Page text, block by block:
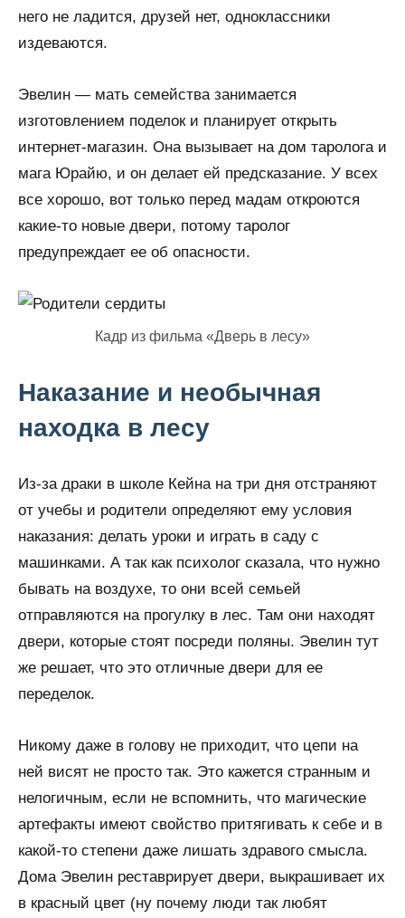
него не ладится, друзей нет, одноклассники
издеваются.
Эвелин — мать семейства занимается
изготовлением поделок и планирует открыть
интернет-магазин. Она вызывает на дом таролога и
мага Юрайю, и он делает ей предсказание. У всех
все хорошо, вот только перед мадам откроются
какие-то новые двери, потому таролог
предупреждает ее об опасности.
Кадр из фильма «Дверь в лесу»
Наказание и необычная
находка в лесу
Из-за драки в школе Кейна на три дня отстраняют
от учебы и родители определяют ему условия
наказания: делать уроки и играть в саду с
машинками. А так как психолог сказала, что нужно
бывать на воздухе, то они всей семьей
отправляются на прогулку в лес. Там они находят
двери, которые стоят посреди поляны. Эвелин тут
же решает, что это отличные двери для ее
переделок.
Никому даже в голову не приходит, что цепи на
ней висят не просто так. Это кажется странным и
нелогичным, если не вспомнить, что магические
артефакты имеют свойство притягивать к себе и в
какой-то степени даже лишать здравого смысла.
Дома Эвелин реставрирует двери, выкрашивает их
в красный цвет (ну почему люди так любят